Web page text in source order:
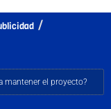
mantener el proyecto?